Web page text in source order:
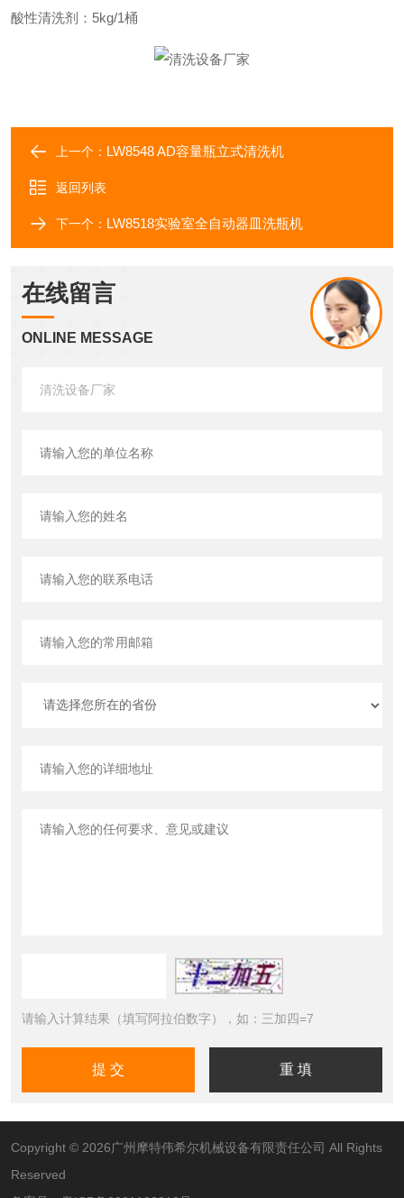
酸性清洗剂： 5kg/1桶
上一个： LW8548 AD容量瓶立式清洗机
返回列表
下一个： LW8518实验室全自动器皿洗瓶机
在线留言
ONLINE MESSAGE
请输入计算结果（填写阿拉伯数字），如：三加四=7
Copyright © 2026广州摩特伟希尔机械设备有限责任公司 All Rights
Reserved